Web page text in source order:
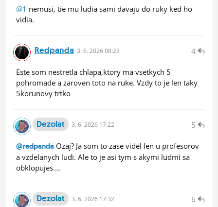
@1 nemusi, tie mu ludia sami davaju do ruky ked ho
vidia.
4
Redpanda 3. 6. 2026 08:23
Este som nestretla chlapa,ktory ma vsetkych 5
pohromade a zaroven toto na ruke. Vzdy to je len taky
5korunovy trtko
5
Dezolat 3. 6. 2026 17:22
@redpanda Ozaj? Ja som to zase videl len u profesorov
a vzdelanych ludi. Ale to je asi tym s akymi ludmi sa
obklopujes....
6
Dezolat 3. 6. 2026 17:32